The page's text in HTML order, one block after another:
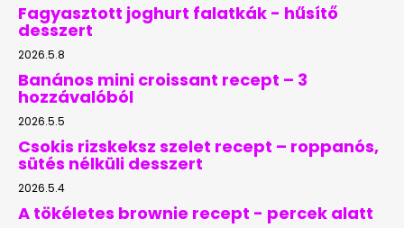
Fagyasztott joghurt falatkák - hűsítő
desszert
2026.5.8
Banános mini croissant recept – 3
hozzávalóból
2026.5.5
Csokis rizskeksz szelet recept – roppanós,
sütés nélküli desszert
2026.5.4
A tökéletes brownie recept - percek alatt